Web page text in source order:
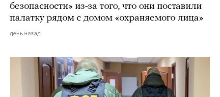
безопасности» из-за того, что они поставили
палатку рядом с домом «охраняемого лица»
день назад